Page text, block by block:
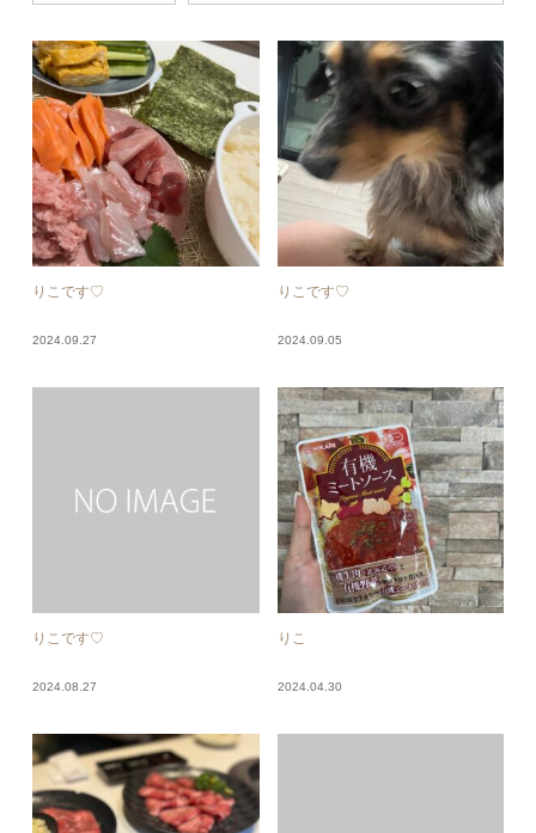
りこです♡
2024.09.27
りこです♡
2024.09.05
りこです♡
2024.08.27
りこ
2024.04.30